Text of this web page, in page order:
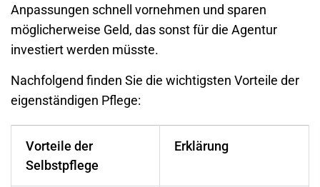
Anpassungen schnell vornehmen und sparen
möglicherweise Geld, das sonst für die Agentur
investiert werden müsste.
Nachfolgend finden Sie die wichtigsten Vorteile der
eigenständigen Pflege:
Vorteile der
Selbstpflege
Erklärung